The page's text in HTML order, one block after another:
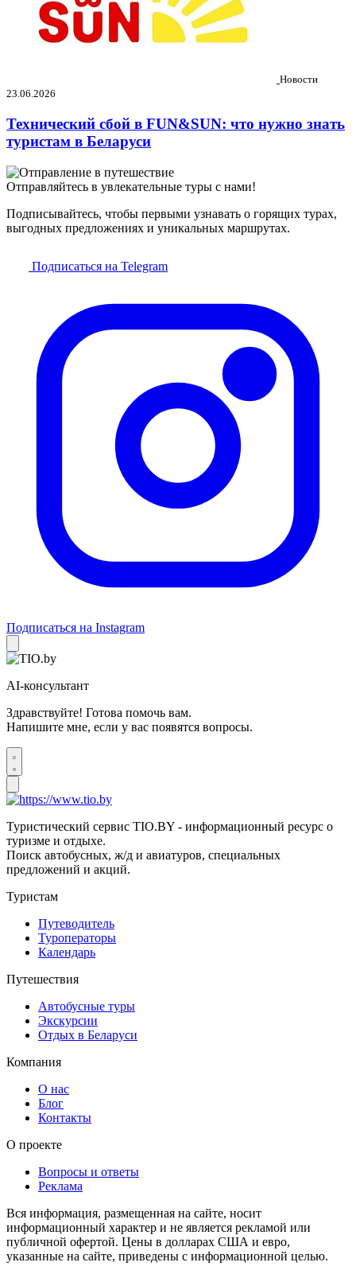
Новости
23.06.2026
Технический сбой в FUN&SUN: что нужно знать
туристам в Беларуси
Отправляйтесь в увлекательные туры с нами!
Подписывайтесь, чтобы первыми узнавать о горящих турах,
выгодных предложениях и уникальных маршрутах.
Подписаться на Telegram
Подписаться на Instagram
AI-консультант
Здравствуйте! Готова помочь вам.
Напишите мне, если у вас появятся вопросы.
Туристический сервис TIO.BY - информационный ресурс о
туризме и отдыхе.
Поиск автобусных, ж/д и авиатуров, специальных
предложений и акций.
Туристам
Путеводитель
Туроператоры
Календарь
Путешествия
Автобусные туры
Экскурсии
Отдых в Беларуси
Компания
О нас
Блог
Контакты
О проекте
Вопросы и ответы
Реклама
Вся информация, размещенная на сайте, носит
информационный характер и не является рекламой или
публичной офертой. Цены в долларах США и евро,
указанные на сайте, приведены с информационной целью.